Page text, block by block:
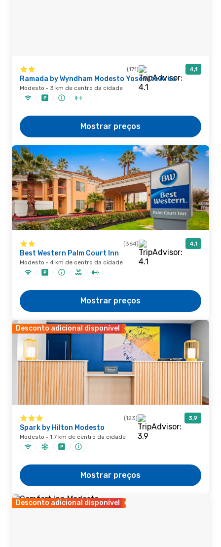
(171) 4,1
Ramada by Wyndham Modesto Yosemite Area
Modesto · 3 km de centro da cidade
Mostrar preços
(364) 4,1
Best Western Palm Court Inn
Modesto · 4 km de centro da cidade
Mostrar preços
Desconto adicional disponível
(123) 3,9
Spark by Hilton Modesto
Modesto · 1,7 km de centro da cidade
Mostrar preços
Desconto adicional disponível